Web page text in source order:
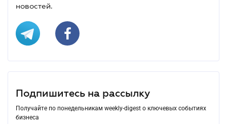
новостей.
Подпишитесь на рассылку
Получайте по понедельникам weekly-digest о ключевых событиях
бизнеса